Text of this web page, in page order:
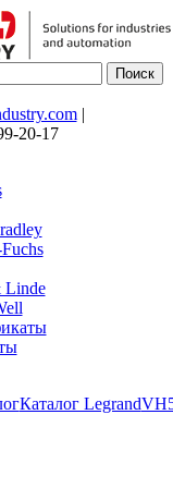
|
20-17
Linde
Каталог Legrand